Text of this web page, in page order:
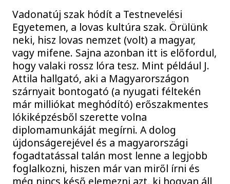
Vadonatúj szak hódít a Testnevelési
Egyetemen, a lovas kultúra szak. Örülünk
neki, hisz lovas nemzet (volt) a magyar,
vagy mifene. Sajna azonban itt is előfordul,
hogy valaki rossz lóra tesz. Mint például J.
Attila hallgató, aki a Magyarországon
szárnyait bontogató (a nyugati féltekén
már milliókat meghódító) erőszakmentes
lókiképzésből szerette volna
diplomamunkáját megírni. A dolog
újdonságerejével és a magyarországi
fogadtatással talán most lenne a legjobb
foglalkozni, hiszen már van miről írni és